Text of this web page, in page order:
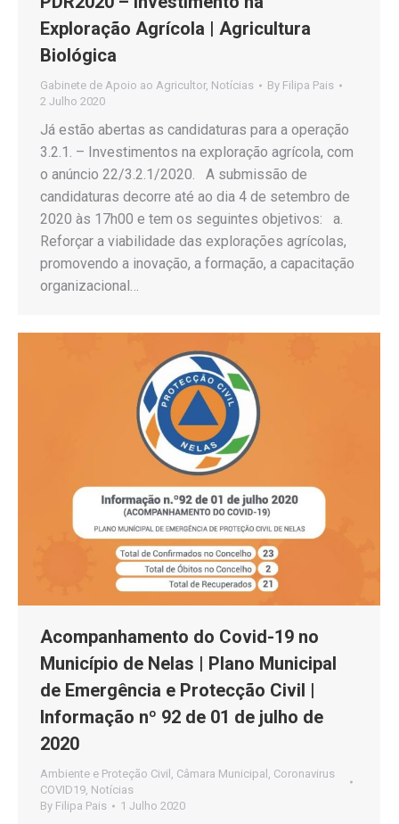
Exploração Agrícola | Agricultura
Biológica
Gabinete de Apoio ao Agricultor, Notícias By Filipa Pais
2 Julho 2020
Já estão abertas as candidaturas para a operação
3.2.1. – Investimentos na exploração agrícola, com
o anúncio 22/3.2.1/2020. A submissão de
candidaturas decorre até ao dia 4 de setembro de
2020 às 17h00 e tem os seguintes objetivos: a.
Reforçar a viabilidade das explorações agrícolas,
promovendo a inovação, a formação, a capacitação
organizacional…
Acompanhamento do Covid-19 no
Município de Nelas | Plano Municipal
de Emergência e Protecção Civil |
Informação nº 92 de 01 de julho de
2020
Ambiente e Proteção Civil Câmara Municipal Coronavirus
COVID19 Notícias
By Filipa Pais 1 Julho 2020